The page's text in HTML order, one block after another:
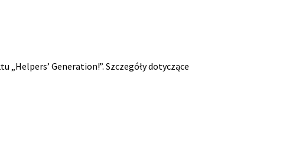
Generation!”. Szczegóły dotyczące